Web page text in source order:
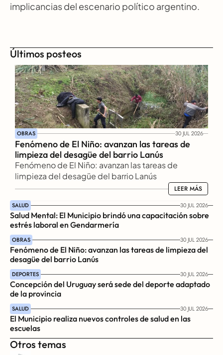
implicancias del escenario político argentino.
Últimos posteos
OBRAS 30 JUL 2026
Fenómeno de El Niño: avanzan las tareas de
limpieza del desagüe del barrio Lanús
Fenómeno de El Niño: avanzan las tareas de
limpieza del desagüe del barrio Lanús
LEER MÁS
LEER MÁS
SALUD 30 JUL 2026
Salud Mental: El Municipio brindó una capacitación sobre
estrés laboral en Gendarmería
OBRAS 30 JUL 2026
Fenómeno de El Niño: avanzan las tareas de limpieza del
desagüe del barrio Lanús
DEPORTES 30 JUL 2026
Concepción del Uruguay será sede del deporte adaptado
de la provincia
SALUD 30 JUL 2026
El Municipio realiza nuevos controles de salud en las
escuelas
Otros temas